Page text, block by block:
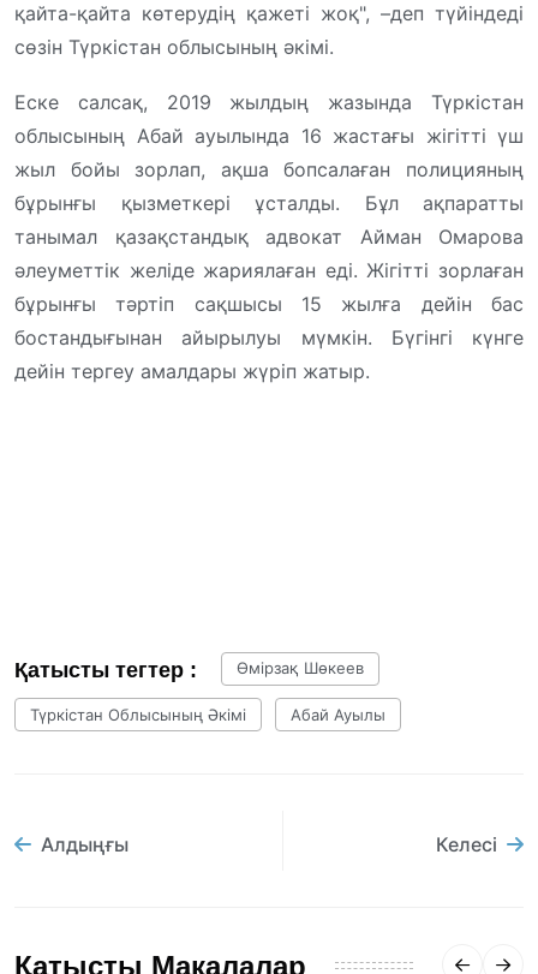
қайта-қайта көтерудің қажеті жоқ", –деп түйіндеді
сөзін Түркістан облысының әкімі.
Еске салсақ, 2019 жылдың жазында Түркістан
облысының Абай ауылында 16 жастағы жігітті үш
жыл бойы зорлап, ақша бопсалаған полицияның
бұрынғы қызметкері ұсталды. Бұл ақпаратты
танымал қазақстандық адвокат Айман Омарова
әлеуметтік желіде жариялаған еді. Жігітті зорлаған
бұрынғы тәртіп сақшысы 15 жылға дейін бас
бостандығынан айырылуы мүмкін. Бүгінгі күнге
дейін тергеу амалдары жүріп жатыр.
Қатысты тегтер : Өмірзақ Шөкеев
Түркістан Облысының Әкімі Абай Ауылы
Алдыңғы Келесі
Қатысты Мақалалар